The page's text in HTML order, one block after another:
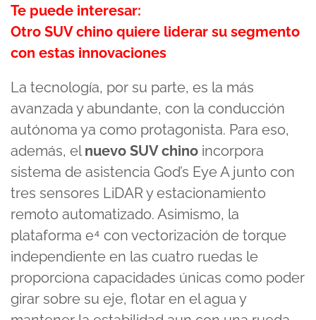
Te puede interesar:
Otro SUV chino quiere liderar su segmento
con estas innovaciones
La tecnología, por su parte, es la más
avanzada y abundante, con la conducción
autónoma ya como protagonista. Para eso,
además, elnuevo SUV chino incorpora
sistema de asistencia God’s Eye A junto con
tres sensores LiDAR y estacionamiento
remoto automatizado. Asimismo, la
plataforma e⁴ con vectorización de torque
independiente en las cuatro ruedas le
proporciona capacidades únicas como poder
girar sobre su eje, flotar en el agua y